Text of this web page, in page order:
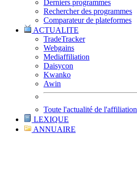
Derniers programmes
Rechercher des programmes
Comparateur de plateformes
ACTUALITE
TradeTracker
Webgains
Mediaffiliation
Daisycon
Kwanko
Awin
Toute l'actualité de l'affiliation
LEXIQUE
ANNUAIRE